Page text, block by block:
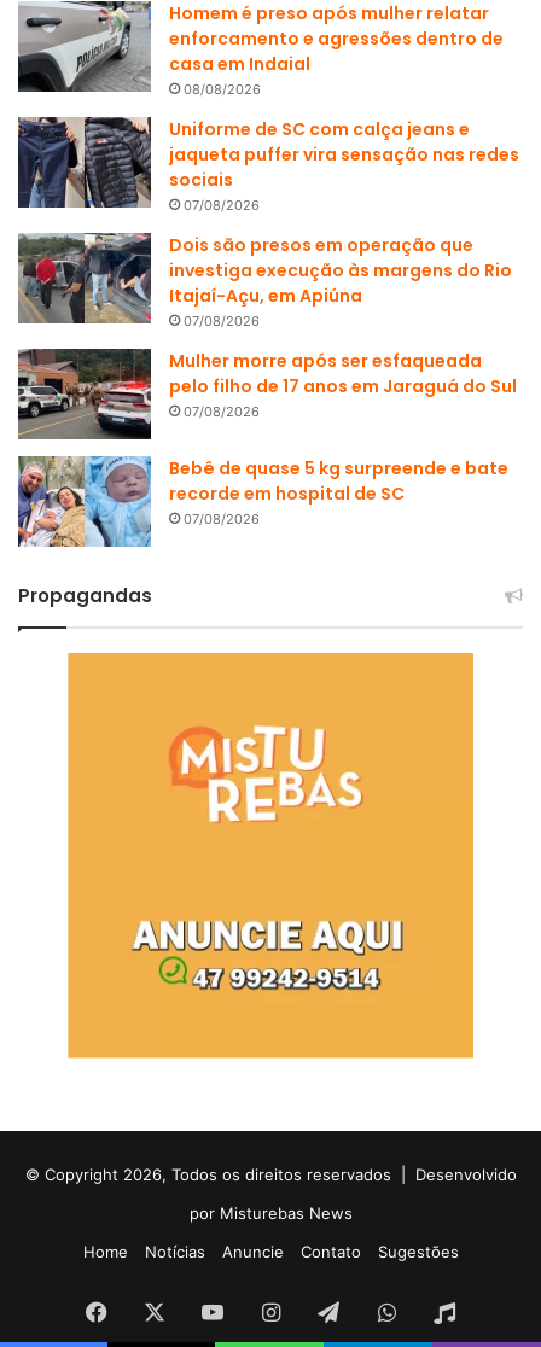
Homem é preso após mulher relatar
enforcamento e agressões dentro de
casa em Indaial
08/08/2026
Uniforme de SC com calça jeans e
jaqueta puffer vira sensação nas redes
sociais
07/08/2026
Dois são presos em operação que
investiga execução às margens do Rio
Itajaí-Açu, em Apiúna
07/08/2026
Mulher morre após ser esfaqueada
pelo filho de 17 anos em Jaraguá do Sul
07/08/2026
Bebê de quase 5 kg surpreende e bate
recorde em hospital de SC
07/08/2026
Propagandas
© Copyright 2026, Todos os direitos reservados | Desenvolvido
por Misturebas News
Home
Notícias Anuncie Contato Sugestões
Facebook YouTubeInstagramTelegramWhatsApp
Rádio